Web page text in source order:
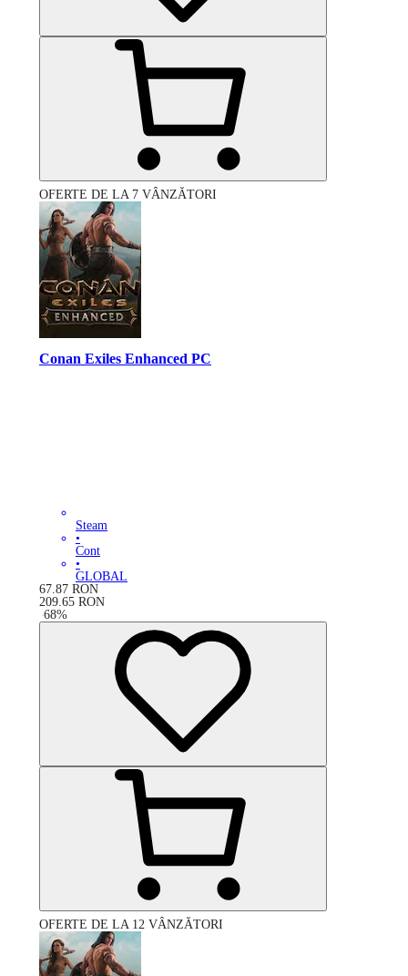
OFERTE DE LA 7 VÂNZĂTORI
Conan Exiles Enhanced PC
Steam
•
Cont
•
GLOBAL
67.87 RON
209.65 RON
-68%
OFERTE DE LA 12 VÂNZĂTORI